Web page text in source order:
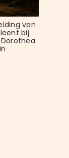
van
bij